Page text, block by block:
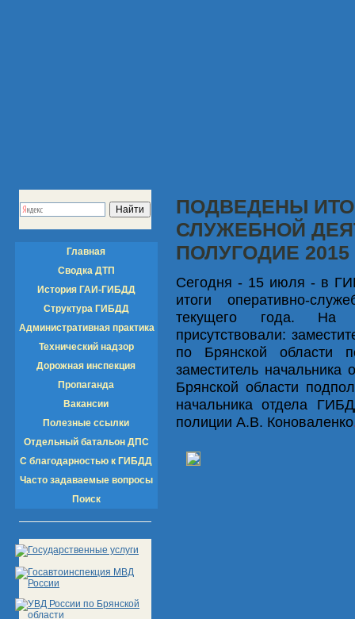
Главная
Сводка ДТП
История ГАИ-ГИБДД
Структура ГИБДД
Административная практика
Технический надзор
Дорожная инспекция
Пропаганда
Вакансии
Полезные ссылки
Отдельный батальон ДПС
С благодарностью к ГИБДД
Часто задаваемые вопросы
Поиск
ПОДВЕДЕНЫ
СЛУЖЕБНОЙ
ПОЛУГОДИЕ
Сегодня - 15 июля - в
итоги оперативно-
текущего года. На
присутствовали:
по Брянской области
заместитель
Брянской области
начальника отдела
полиции А.В. Коноваленко